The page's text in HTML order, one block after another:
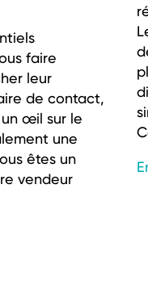
faire
leur
de contact,
œil sur le
une
êtes un
vendeur